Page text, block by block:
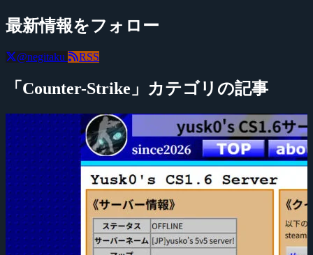
最新情報をフォロー
@negitaku RSS
「Counter-Strike」カテゴリの記事